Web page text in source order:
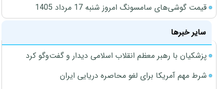
قیمت گوشی‌های سامسونگ امروز شنبه 17 مرداد 1405
سایر خبرها
پزشکیان با رهبر معظم انقلاب اسلامی دیدار و گفت‌وگو کرد
شرط مهم آمریکا برای لغو محاصره دریایی ایران